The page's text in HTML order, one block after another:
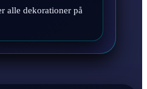
alle dekorationer på